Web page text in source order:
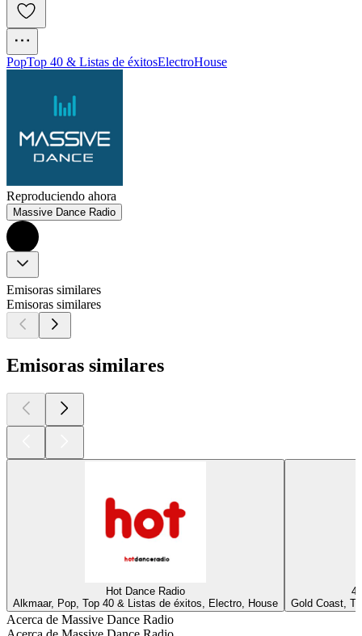
PopTop 40 & Listas de éxitosElectroHouse
Reproduciendo ahora
Massive Dance Radio
Emisoras similares
Emisoras similares
Emisoras similares
Hot Dance Radio
Alkmaar, Pop, Top 40 & Listas de éxitos, Electro, House
Gold Coast,
Acerca de Massive Dance Radio